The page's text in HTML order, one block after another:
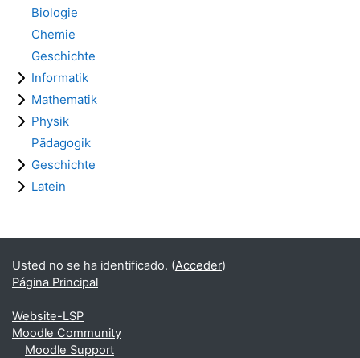
Biologie
Chemie
Geschichte
Informatik
Mathematik
Physik
Pädagogik
Geschichte
Latein
Bloques suplementarios
Usted no se ha identificado. (Acceder)
Página Principal
Website-LSP
Moodle Community
Moodle Support